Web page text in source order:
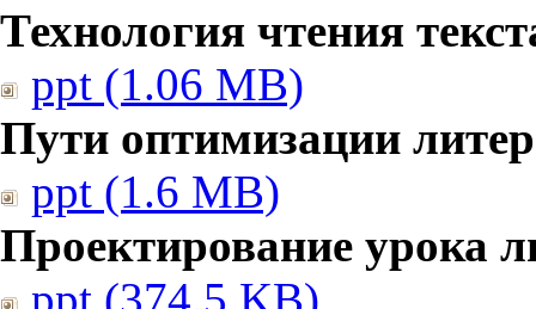
Технология чтения
ppt (1.06 MB)
Пути оптимизации
ppt (1.6 MB)
Проектирование урока